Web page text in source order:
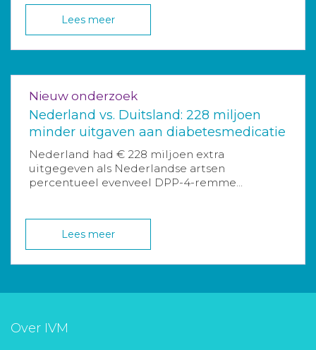
Lees meer
Nieuw onderzoek
Nederland vs. Duitsland: 228 miljoen
minder uitgaven aan diabetesmedicatie
Nederland had € 228 miljoen extra
uitgegeven als Nederlandse artsen
percentueel evenveel DPP-4-remme...
Lees meer
Over IVM